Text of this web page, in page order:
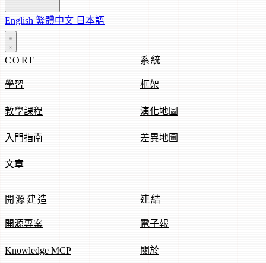
English 繁體中文 日本語
CORE
學習
教學課程
入門指南
文章
系統
框架
演化地圖
差異地圖
開源建造
開源專案
Knowledge MCP
連結
電子報
關於